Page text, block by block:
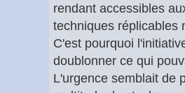
rendant accessibles
techniques réplicables
C'est pourquoi
doublonner ce qui
L'urgence semblait de